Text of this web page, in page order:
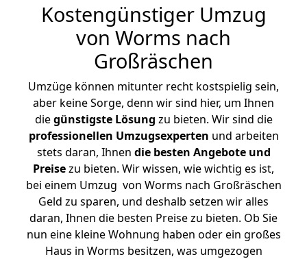
Kostengünstiger Umzug
von Worms nach
Großräschen
Umzüge können mitunter recht kostspielig sein,
aber keine Sorge, denn wir sind hier, um Ihnen
diegünstigste Lösung zu bieten. Wir sind die
professionellen Umzugsexperten und arbeiten
stets daran, Ihnen die besten Angebote und
Preisezu bieten. Wir wissen, wie wichtig es ist,
bei einem Umzug von Worms nach Großräschen
Geld zu sparen, und deshalb setzen wir alles
daran, Ihnen die besten Preise zu bieten. Ob Sie
nun eine kleine Wohnung haben oder ein großes
Haus in Worms besitzen, was umgezogen